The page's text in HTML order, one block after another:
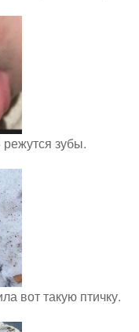
зубы.
вот такую птичку.